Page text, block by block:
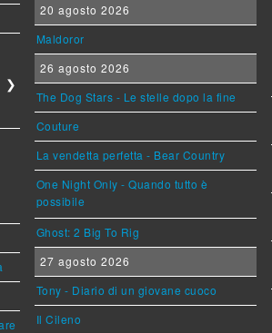
❯
20 agosto 2026
Maldoror
26 agosto 2026
The Dog Stars - Le stelle dopo la fine
Couture
La vendetta perfetta - Bear Country
One Night Only - Quando tutto è
possibile
Ghost: 2 Big To Rig
27 agosto 2026
Tony - Diario di un giovane cuoco
Il Cileno